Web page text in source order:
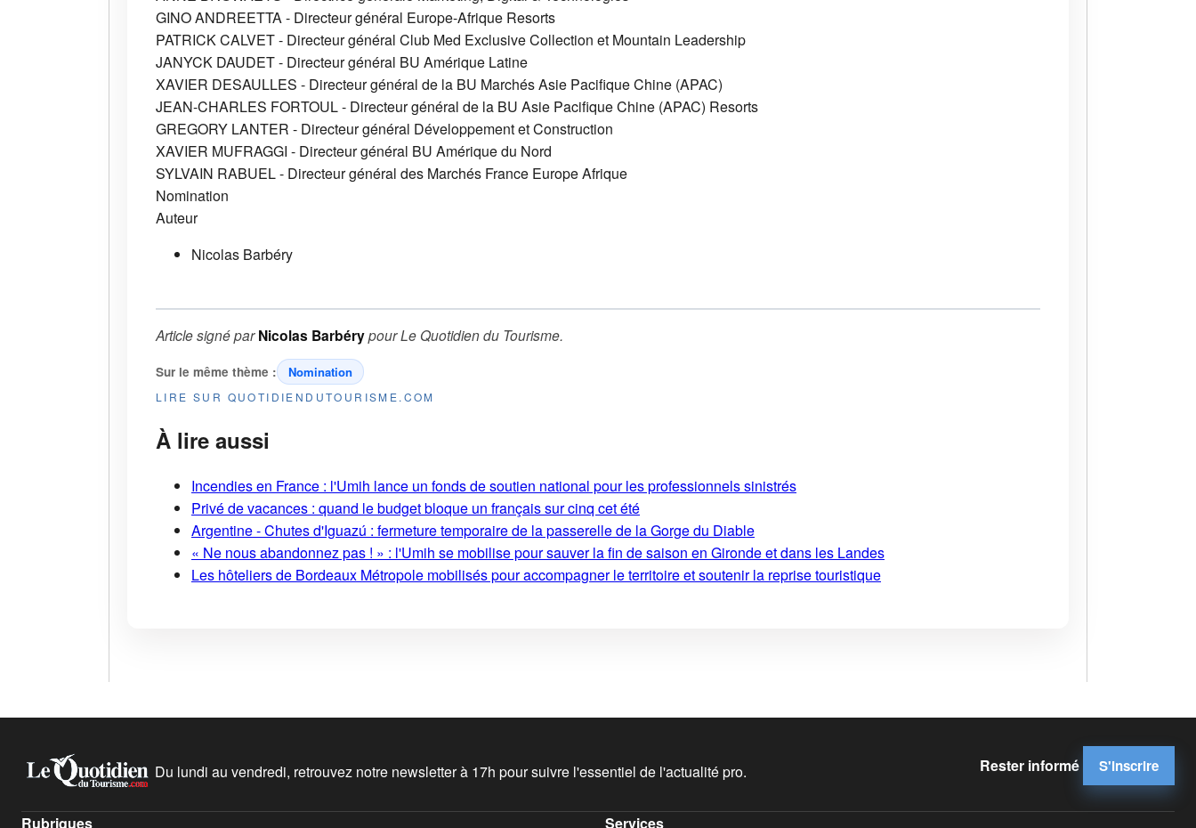
GINO ANDREETTA - Directeur général Europe-Afrique Resorts
PATRICK CALVET - Directeur général Club Med Exclusive Collection et Mountain Leadership
JANYCK DAUDET - Directeur général BU Amérique Latine
XAVIER DESAULLES - Directeur général de la BU Marchés Asie Pacifique Chine (APAC)
JEAN-CHARLES FORTOUL - Directeur général de la BU Asie Pacifique Chine (APAC) Resorts
GREGORY LANTER - Directeur général Développement et Construction
XAVIER MUFRAGGI - Directeur général BU Amérique du Nord
SYLVAIN RABUEL - Directeur général des Marchés France Europe Afrique
Nomination
Auteur
Nicolas Barbéry
Article signé parNicolas BarbérypourLe Quotidien du Tourisme.
Sur le même thème : Nomination
LIRE SUR QUOTIDIENDUTOURISME.COM
À lire aussi
Incendies en France : l'Umih lance un fonds de soutien national pour les professionnels sinistrés
Privé de vacances : quand le budget bloque un français sur cinq cet été
Argentine - Chutes d'Iguazú : fermeture temporaire de la passerelle de la Gorge du Diable
« Ne nous abandonnez pas ! » : l'Umih se mobilise pour sauver la fin de saison en Gironde et dans les Landes
Les hôteliers de Bordeaux Métropole mobilisés pour accompagner le territoire et soutenir la reprise touristique
Du lundi au vendredi, retrouvez notre newsletter à 17h pour suivre l'essentiel de l'actualité pro. Rester informé S'inscrire
Rubriques Services